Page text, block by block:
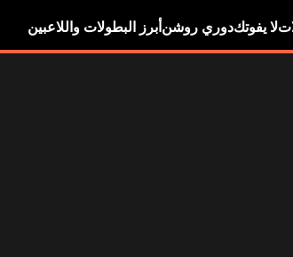
لا يفوتكدوري روشن أبرز البطولات واللاعبين